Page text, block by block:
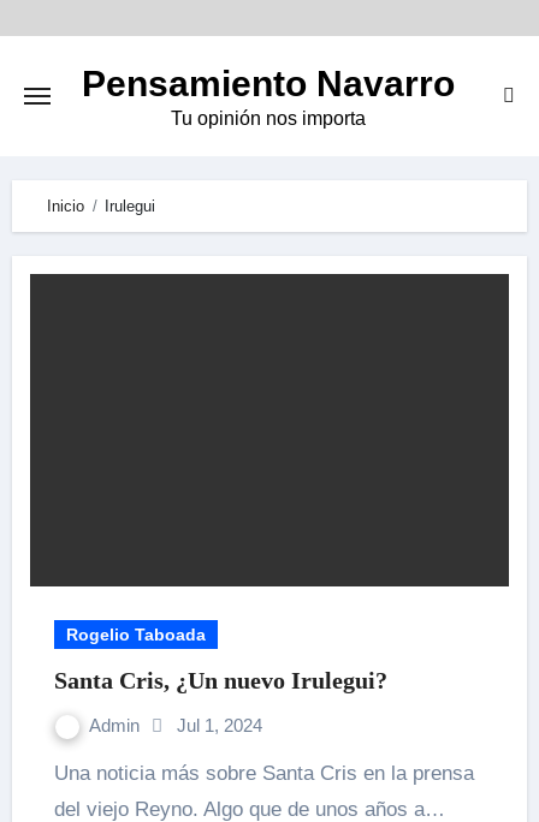
Pensamiento Navarro
Tu opinión nos importa
Inicio Irulegui
Rogelio Taboada
Santa Cris, ¿Un nuevo Irulegui?
Admin Jul 1, 2024
Una noticia más sobre Santa Cris en la prensa
del viejo Reyno. Algo que de unos años a…